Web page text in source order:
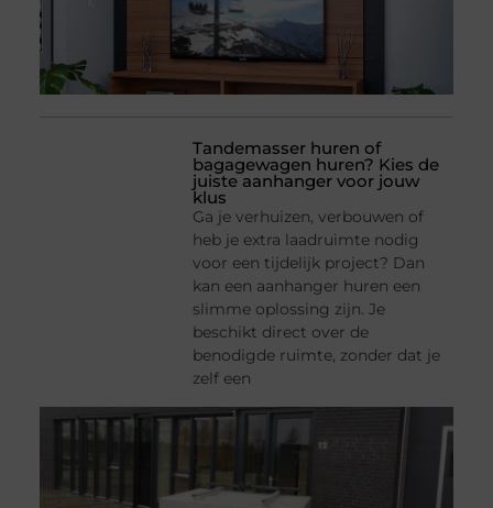
Tandemasser huren of
bagagewagen huren? Kies de
juiste aanhanger voor jouw
klus
Ga je verhuizen, verbouwen of
heb je extra laadruimte nodig
voor een tijdelijk project? Dan
kan een aanhanger huren een
slimme oplossing zijn. Je
beschikt direct over de
benodigde ruimte, zonder dat je
zelf een